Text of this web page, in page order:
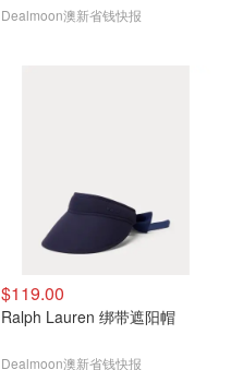
Dealmoon澳新省钱快报
$119.00
Ralph Lauren 绑带遮阳帽
Dealmoon澳新省钱快报